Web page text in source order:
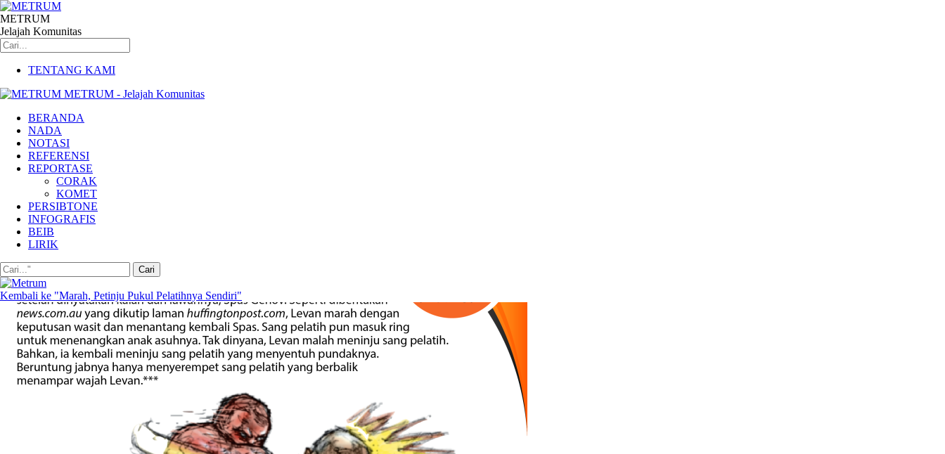
METRUM
Jelajah Komunitas
TENTANG KAMI
METRUM - Jelajah Komunitas
BERANDA
NADA
NOTASI
REFERENSI
REPORTASE
CORAK
KOMET
PERSIBTONE
INFOGRAFIS
BEIB
LIRIK
Kembali ke "Marah, Petinju Pukul Pelatihnya Sendiri"